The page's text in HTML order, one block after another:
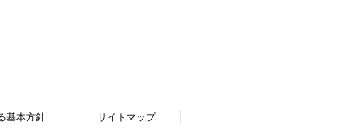
基本方針 サイトマップ